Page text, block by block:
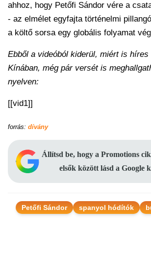
ahhoz, hogy Petőfi Sándor vére a
- az elmélet egyfajta történelmi
a költő sorsa egy globális folyamat
Ebből a videóból kiderül, miért is híres
Kínában, még pár versét is
nyelven:
[[vid1]]
forrás: dívány
Állítsd be, hogy a Promotions
elsők között lásd a Google
Petőfi Sándor spanyol hódítók